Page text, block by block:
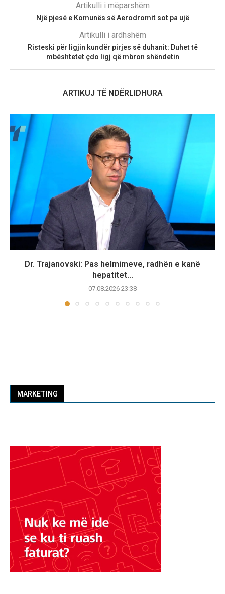
Artikulli i mëparshëm
Një pjesë e Komunës së Aerodromit sot pa ujë
Artikulli i ardhshëm
Risteski për ligjin kundër pirjes së duhanit: Duhet të
mbështetet çdo ligj që mbron shëndetin
ARTIKUJ TË NDËRLIDHURA
Dr. Trajanovski: Pas helmimeve, radhën e kanë
hepatitet...
07.08.2026 23:38
MARKETING